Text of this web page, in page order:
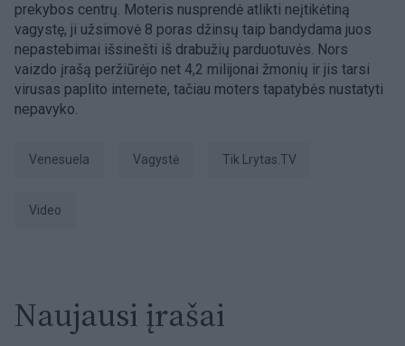
prekybos centrų. Moteris nusprendė atlikti neįtikėtiną
vagystę, ji užsimovė 8 poras džinsų taip bandydama juos
nepastebimai išsinešti iš drabužių parduotuvės. Nors
vaizdo įrašą peržiūrėjo net 4,2 milijonai žmonių ir jis tarsi
virusas paplito internete, tačiau moters tapatybės nustatyti
nepavyko.
Venesuela Vagystė tik Lrytas.TV
Video
Naujausi įrašai